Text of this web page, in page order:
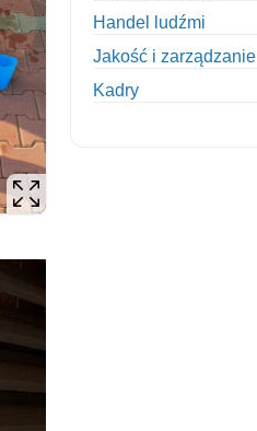
Handel ludźmi
Jakość i zarządzanie
Kadry